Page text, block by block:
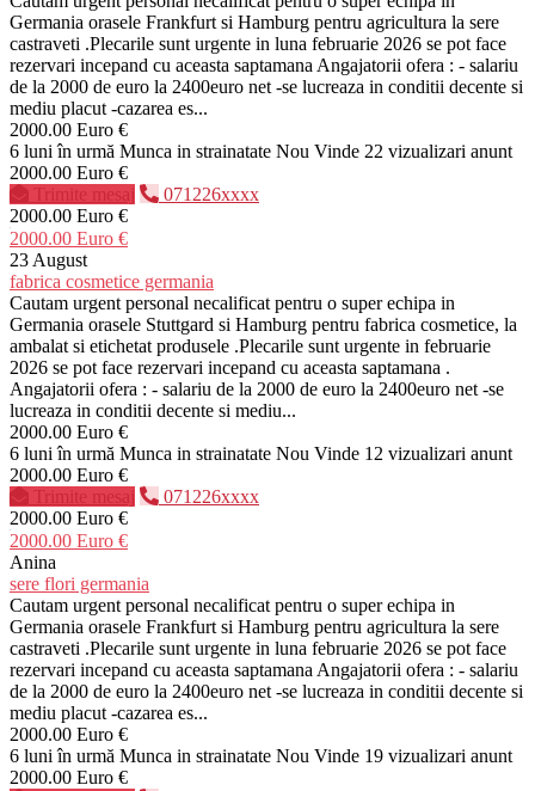
Germania orasele Frankfurt si Hamburg pentru agricultura la sere
castraveti .Plecarile sunt urgente in luna februarie 2026 se pot face
rezervari incepand cu aceasta saptamana Angajatorii ofera : - salariu
de la 2000 de euro la 2400euro net -se lucreaza in conditii decente si
mediu placut -cazarea es...
2000.00 Euro €
6 luni în urmă Munca in strainatate Nou Vinde 22 vizualizari anunt
2000.00 Euro €
Trimite mesaj
071226xxxx
2000.00 Euro €
2000.00 Euro €
23 August
fabrica cosmetice germania
Cautam urgent personal necalificat pentru o super echipa in
Germania orasele Stuttgard si Hamburg pentru fabrica cosmetice, la
ambalat si etichetat produsele .Plecarile sunt urgente in februarie
2026 se pot face rezervari incepand cu aceasta saptamana .
Angajatorii ofera : - salariu de la 2000 de euro la 2400euro net -se
lucreaza in conditii decente si mediu...
2000.00 Euro €
6 luni în urmă Munca in strainatate Nou Vinde 12 vizualizari anunt
2000.00 Euro €
Trimite mesaj
071226xxxx
2000.00 Euro €
2000.00 Euro €
Anina
sere flori germania
Cautam urgent personal necalificat pentru o super echipa in
Germania orasele Frankfurt si Hamburg pentru agricultura la sere
castraveti .Plecarile sunt urgente in luna februarie 2026 se pot face
rezervari incepand cu aceasta saptamana Angajatorii ofera : - salariu
de la 2000 de euro la 2400euro net -se lucreaza in conditii decente si
mediu placut -cazarea es...
2000.00 Euro €
6 luni în urmă Munca in strainatate Nou Vinde 19 vizualizari anunt
2000.00 Euro €